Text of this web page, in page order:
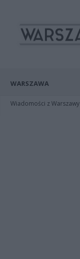
WARSZAWA
Wiadomości z Warszawy